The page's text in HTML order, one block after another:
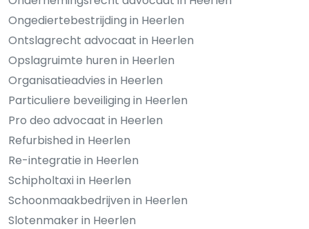
Ongediertebestrijding in Heerlen
Ontslagrecht advocaat in Heerlen
Opslagruimte huren in Heerlen
Organisatieadvies in Heerlen
Particuliere beveiliging in Heerlen
Pro deo advocaat in Heerlen
Refurbished in Heerlen
Re-integratie in Heerlen
Schipholtaxi in Heerlen
Schoonmaakbedrijven in Heerlen
Slotenmaker in Heerlen